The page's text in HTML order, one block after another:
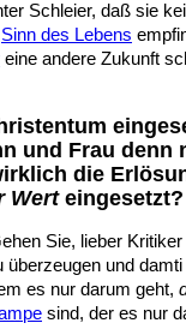
Schleier, daß sie
Sinn des Lebens
eine andere Zukunft
und Frau
die
Werteingesetzt?
Sie, lieber
und
es nur darum geht,
sind, der es nur